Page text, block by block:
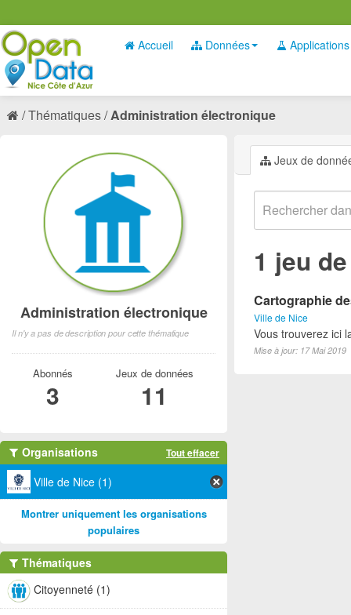
Accueil Données Applications
Thématiques Administration électronique
Jeux de
1 jeu
Cartographie
Ville de Nice
Vous trouverez ici
Mise à jour: 17 Mai 2019
Administration électronique
Il n'y a pas de description pour cette thématique
Abonnés
3
Jeux de données
11
Organisations Tout effacer
Ville de Nice (1)
Montrer uniquement les organisations
populaires
Thématiques
Citoyenneté (1)